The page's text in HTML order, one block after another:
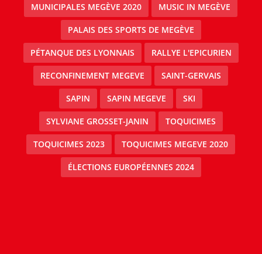
MUNICIPALES MEGÈVE 2020 MUSIC IN MEGÈVE
PALAIS DES SPORTS DE MEGÈVE
PÉTANQUE DES LYONNAIS RALLYE L'EPICURIEN
RECONFINEMENT MEGEVE SAINT-GERVAIS
SAPIN SAPIN MEGEVE SKI
SYLVIANE GROSSET-JANIN TOQUICIMES
TOQUICIMES 2023 TOQUICIMES MEGEVE 2020
ÉLECTIONS EUROPÉENNES 2024